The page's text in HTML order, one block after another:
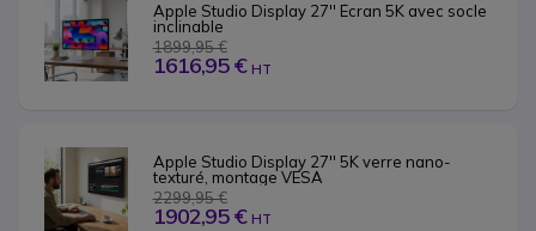
Apple Studio Display 27'' Écran 5K avec socle
inclinable
1899,95 €
1616,95 € HT
Apple Studio Display 27'' 5K verre nano-
texturé, montage VESA
2299,95 €
1902,95 € HT